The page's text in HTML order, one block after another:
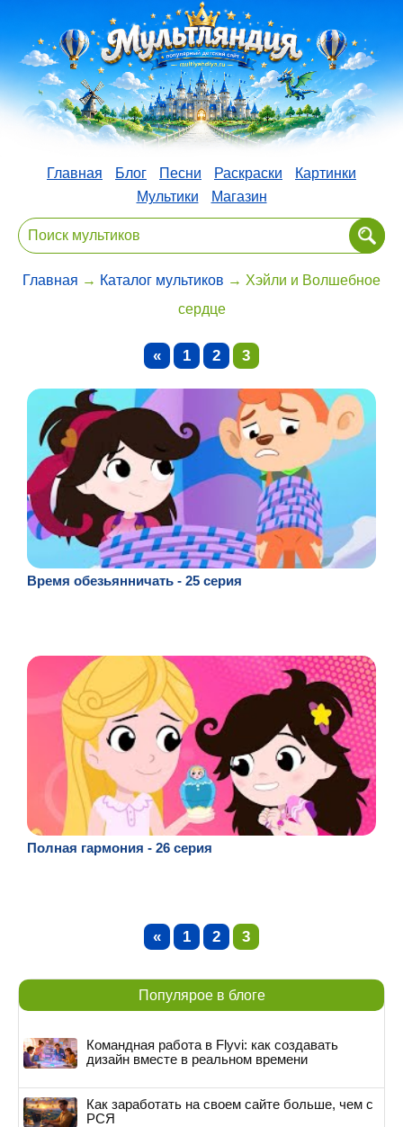
Главная Блог Песни Раскраски
Картинки
Мультики
Магазин
Главная → Каталог мультиков → Хэйли и Волшебное
сердце
« 1 2 3
Время обезьянничать - 25 серия
Полная гармония - 26 серия
« 1 2 3
Популярое в блоге
Командная работа в Flyvi: как создавать
дизайн вместе в реальном времени
Как заработать на своем сайте больше, чем с
РСЯ